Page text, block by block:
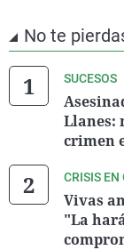
No te
SUCESOS
Llanes:
crimen
CRISIS EN
Vivas
"La